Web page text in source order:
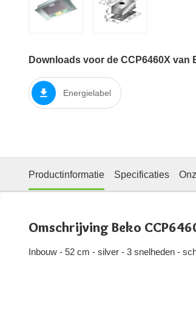
Downloads voor de CCP6460X van
Energielabel
Productinformatie Specificaties
Omschrijving Beko
Inbouw - 52 cm - silver - 3 snelheden -